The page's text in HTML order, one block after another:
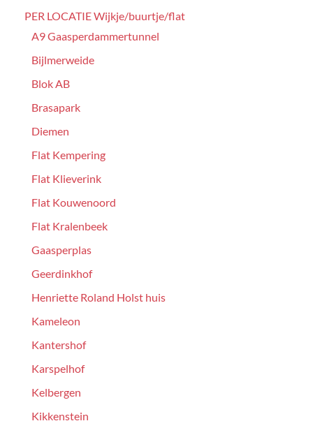
PER LOCATIE Wijkje/buurtje/flat
A9 Gaasperdammertunnel
Bijlmerweide
Blok AB
Brasapark
Diemen
Flat Kempering
Flat Klieverink
Flat Kouwenoord
Flat Kralenbeek
Gaasperplas
Geerdinkhof
Henriette Roland Holst huis
Kameleon
Kantershof
Karspelhof
Kelbergen
Kikkenstein